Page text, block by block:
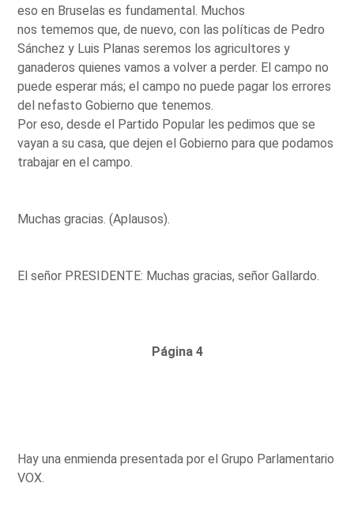
eso en Bruselas es fundamental. Muchos
nos tememos que, de nuevo, con las políticas de Pedro
Sánchez y Luis Planas seremos los agricultores y
ganaderos quienes vamos a volver a perder. El campo no
puede esperar más; el campo no puede pagar los errores
del nefasto Gobierno que tenemos.
Por eso, desde el Partido Popular les pedimos que se
vayan a su casa, que dejen el Gobierno para que podamos
trabajar en el campo.
Muchas gracias. (Aplausos).
El señor PRESIDENTE: Muchas gracias, señor Gallardo.
Página 4
Hay una enmienda presentada por el Grupo Parlamentario
VOX.